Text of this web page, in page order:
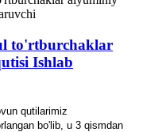
to'rtburchaklar
Ishlab
qutilarimiz
bo'lib, u 3 qismdan